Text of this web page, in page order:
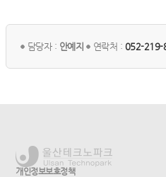
담당자 : 안예지 연락처 : 052-219-
개인정보보호정책